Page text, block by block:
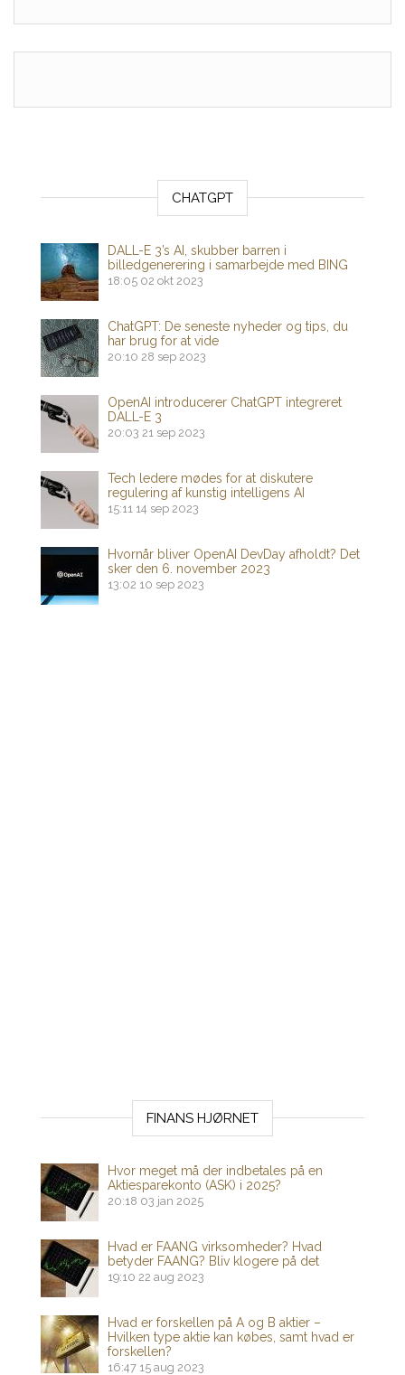
CHATGPT
DALL-E 3’s AI, skubber barren i
billedgenerering i samarbejde med BING
18:05 02 okt 2023
ChatGPT: De seneste nyheder og tips, du
har brug for at vide
20:10 28 sep 2023
OpenAI introducerer ChatGPT integreret
DALL-E 3
20:03 21 sep 2023
Tech ledere mødes for at diskutere
regulering af kunstig intelligens AI
15:11 14 sep 2023
Hvornår bliver OpenAI DevDay afholdt? Det
sker den 6. november 2023
13:02 10 sep 2023
FINANS HJØRNET
Hvor meget må der indbetales på en
Aktiesparekonto (ASK) i 2025?
20:18 03 jan 2025
Hvad er FAANG virksomheder? Hvad
betyder FAANG? Bliv klogere på det
19:10 22 aug 2023
Hvad er forskellen på A og B aktier –
Hvilken type aktie kan købes, samt hvad er
forskellen?
16:47 15 aug 2023